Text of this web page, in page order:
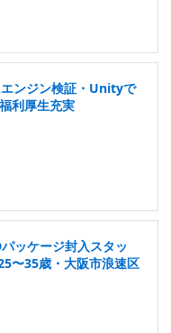
エンジン検証・Unityで
利厚生充実
ッケージ封入スタッ
〜35歳・大阪市浪速区